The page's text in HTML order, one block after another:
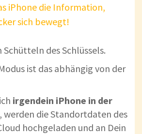
iPhone die Information,
sich bewegt!
des Schlüssels.
ist das abhängig von der
irgendein iPhone in der
werden die Standortdaten des
hochgeladen und an Dein